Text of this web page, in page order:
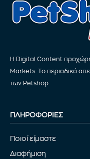
Η Digital Content
Market». Το περιοδικό
των Petshop.
ΠΛΗΡΟΦΟΡΙΕΣ
Ποιοί είμαστε
Διαφήμιση